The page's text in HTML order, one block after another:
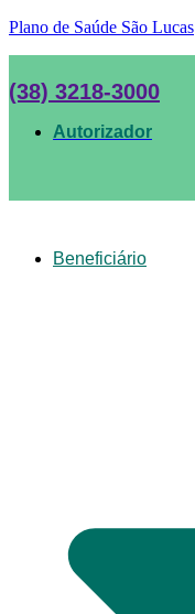
Plano de Saúde São Lucas
(38) 3218-3000
Autorizador
Beneficiário